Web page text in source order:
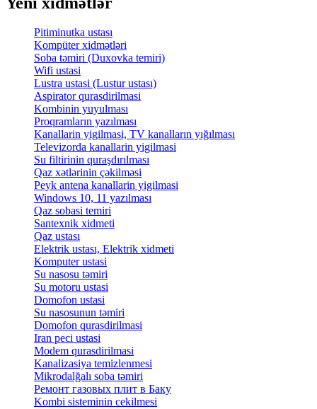
Pitiminutka ustası
Kompüter xidmətləri
Soba təmiri (Duxovka temiri)
Wifi ustasi
Lustra ustasi (Lustur ustası)
Aspirator qurasdirilmasi
Kombinin yuyulması
Proqramların yazılması
Kanallarin yigilmasi, TV kanalların yığılması
Televizorda kanallarin yigilmasi
Su filtirinin quraşdırılması
Qaz xətlərinin çəkilməsi
Peyk antena kanallarin yigilmasi
Windows 10, 11 yazılması
Qaz sobasi temiri
Santexnik xidmeti
Qaz ustası
Elektrik ustası, Elektrik xidmeti
Komputer ustasi
Su nasosu təmiri
Su motoru ustasi
Domofon ustasi
Su nasosunun təmiri
Domofon qurasdirilmasi
Iran peci ustasi
Modem qurasdirilmasi
Kanalizasiya temizlenmesi
Mikrodalğalı soba təmiri
Ремонт газовых плит в Баку
Kombi sisteminin cekilmesi